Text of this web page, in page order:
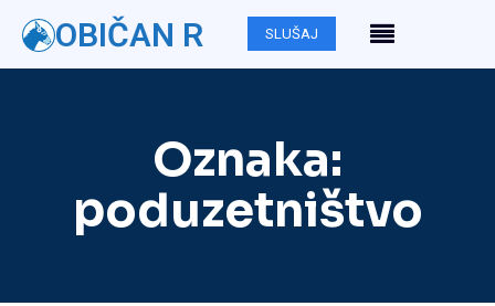
OBIČAN R SLUŠAJ
Oznaka:
poduzetništvo